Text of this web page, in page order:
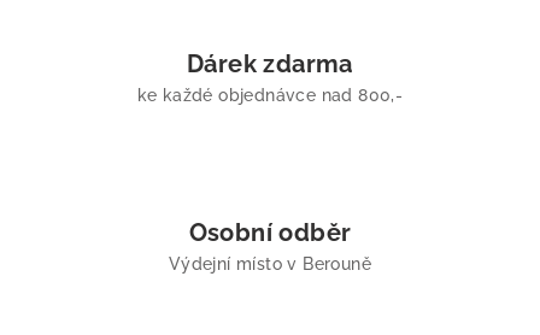
Dárek zdarma
ke každé objednávce nad 800,-
Osobní odběr
Výdejní místo v Berouně